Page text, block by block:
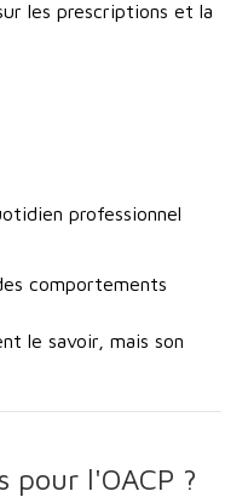
les prescriptions et la
professionnel
comportements
le savoir, mais son
pour l'OACP ?